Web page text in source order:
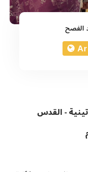
الفصح
Ar
- القدس